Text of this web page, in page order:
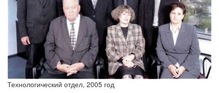
Технологический отдел, 2005 год